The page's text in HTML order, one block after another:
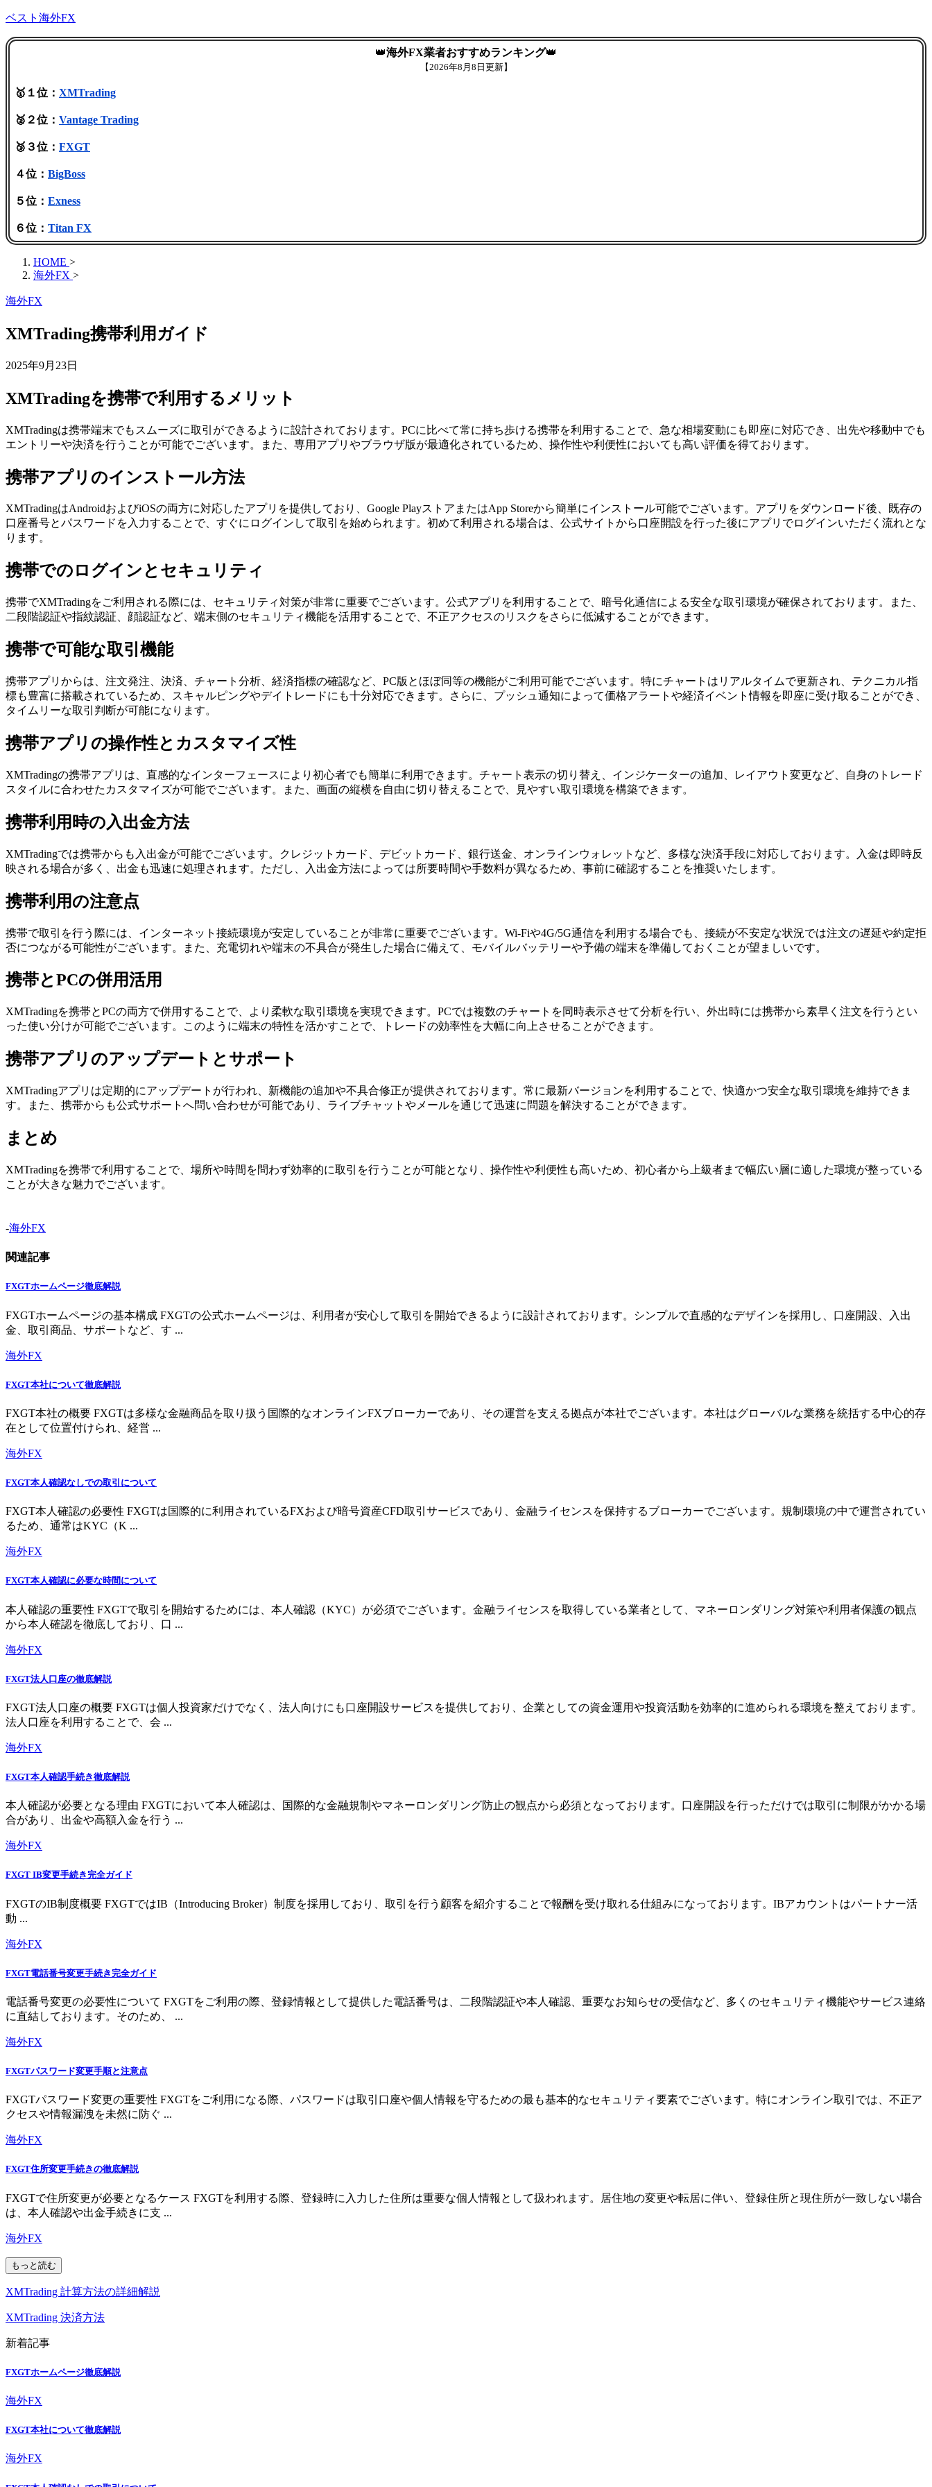
ベスト海外FX
👑海外FX業者おすすめランキング👑
【2026年8月8日更新】
🥇１位： XMTrading
🥈２位： Vantage Trading
🥉３位： FXGT
４位： BigBoss
５位： Exness
６位： Titan FX
HOME >
海外FX >
海外FX
XMTrading携帯利用ガイド
2025年9月23日
XMTradingを携帯で利用するメリット
XMTradingは携帯端末でもスムーズに取引ができるように設計されております。PCに比べて常に持ち歩ける携帯を利用することで、急な相場変動にも即座に対応でき、出先や移動中でも
エントリーや決済を行うことが可能でございます。また、専用アプリやブラウザ版が最適化されているため、操作性や利便性においても高い評価を得ております。
携帯アプリのインストール方法
XMTradingはAndroidおよびiOSの両方に対応したアプリを提供しており、Google PlayストアまたはApp Storeから簡単にインストール可能でございます。アプリをダウンロード後、既存の
口座番号とパスワードを入力することで、すぐにログインして取引を始められます。初めて利用される場合は、公式サイトから口座開設を行った後にアプリでログインいただく流れとな
ります。
携帯でのログインとセキュリティ
携帯でXMTradingをご利用される際には、セキュリティ対策が非常に重要でございます。公式アプリを利用することで、暗号化通信による安全な取引環境が確保されております。また、
二段階認証や指紋認証、顔認証など、端末側のセキュリティ機能を活用することで、不正アクセスのリスクをさらに低減することができます。
携帯で可能な取引機能
携帯アプリからは、注文発注、決済、チャート分析、経済指標の確認など、PC版とほぼ同等の機能がご利用可能でございます。特にチャートはリアルタイムで更新され、テクニカル指
標も豊富に搭載されているため、スキャルピングやデイトレードにも十分対応できます。さらに、プッシュ通知によって価格アラートや経済イベント情報を即座に受け取ることができ、
タイムリーな取引判断が可能になります。
携帯アプリの操作性とカスタマイズ性
XMTradingの携帯アプリは、直感的なインターフェースにより初心者でも簡単に利用できます。チャート表示の切り替え、インジケーターの追加、レイアウト変更など、自身のトレード
スタイルに合わせたカスタマイズが可能でございます。また、画面の縦横を自由に切り替えることで、見やすい取引環境を構築できます。
携帯利用時の入出金方法
XMTradingでは携帯からも入出金が可能でございます。クレジットカード、デビットカード、銀行送金、オンラインウォレットなど、多様な決済手段に対応しております。入金は即時反
映される場合が多く、出金も迅速に処理されます。ただし、入出金方法によっては所要時間や手数料が異なるため、事前に確認することを推奨いたします。
携帯利用の注意点
携帯で取引を行う際には、インターネット接続環境が安定していることが非常に重要でございます。Wi-Fiや4G/5G通信を利用する場合でも、接続が不安定な状況では注文の遅延や約定拒
否につながる可能性がございます。また、充電切れや端末の不具合が発生した場合に備えて、モバイルバッテリーや予備の端末を準備しておくことが望ましいです。
携帯とPCの併用活用
XMTradingを携帯とPCの両方で併用することで、より柔軟な取引環境を実現できます。PCでは複数のチャートを同時表示させて分析を行い、外出時には携帯から素早く注文を行うとい
った使い分けが可能でございます。このように端末の特性を活かすことで、トレードの効率性を大幅に向上させることができます。
携帯アプリのアップデートとサポート
XMTradingアプリは定期的にアップデートが行われ、新機能の追加や不具合修正が提供されております。常に最新バージョンを利用することで、快適かつ安全な取引環境を維持できま
す。また、携帯からも公式サポートへ問い合わせが可能であり、ライブチャットやメールを通じて迅速に問題を解決することができます。
まとめ
XMTradingを携帯で利用することで、場所や時間を問わず効率的に取引を行うことが可能となり、操作性や利便性も高いため、初心者から上級者まで幅広い層に適した環境が整っている
ことが大きな魅力でございます。
-海外FX
関連記事
FXGTホームページ徹底解説
FXGTホームページの基本構成 FXGTの公式ホームページは、利用者が安心して取引を開始できるように設計されております。シンプルで直感的なデザインを採用し、口座開設、入出
金、取引商品、サポートなど、す ...
海外FX
FXGT本社について徹底解説
FXGT本社の概要 FXGTは多様な金融商品を取り扱う国際的なオンラインFXブローカーであり、その運営を支える拠点が本社でございます。本社はグローバルな業務を統括する中心的存
在として位置付けられ、経営 ...
海外FX
FXGT本人確認なしでの取引について
FXGT本人確認の必要性 FXGTは国際的に利用されているFXおよび暗号資産CFD取引サービスであり、金融ライセンスを保持するブローカーでございます。規制環境の中で運営されてい
るため、通常はKYC（K ...
海外FX
FXGT本人確認に必要な時間について
本人確認の重要性 FXGTで取引を開始するためには、本人確認（KYC）が必須でございます。金融ライセンスを取得している業者として、マネーロンダリング対策や利用者保護の観点
から本人確認を徹底しており、口 ...
海外FX
FXGT法人口座の徹底解説
FXGT法人口座の概要 FXGTは個人投資家だけでなく、法人向けにも口座開設サービスを提供しており、企業としての資金運用や投資活動を効率的に進められる環境を整えております。
法人口座を利用することで、会 ...
海外FX
FXGT本人確認手続き徹底解説
本人確認が必要となる理由 FXGTにおいて本人確認は、国際的な金融規制やマネーロンダリング防止の観点から必須となっております。口座開設を行っただけでは取引に制限がかかる場
合があり、出金や高額入金を行う ...
海外FX
FXGT IB変更手続き完全ガイド
FXGTのIB制度概要 FXGTではIB（Introducing Broker）制度を採用しており、取引を行う顧客を紹介することで報酬を受け取れる仕組みになっております。IBアカウントはパートナー活
動 ...
海外FX
FXGT電話番号変更手続き完全ガイド
電話番号変更の必要性について FXGTをご利用の際、登録情報として提供した電話番号は、二段階認証や本人確認、重要なお知らせの受信など、多くのセキュリティ機能やサービス連絡
に直結しております。そのため、 ...
海外FX
FXGTパスワード変更手順と注意点
FXGTパスワード変更の重要性 FXGTをご利用になる際、パスワードは取引口座や個人情報を守るための最も基本的なセキュリティ要素でございます。特にオンライン取引では、不正ア
クセスや情報漏洩を未然に防ぐ ...
海外FX
FXGT住所変更手続きの徹底解説
FXGTで住所変更が必要となるケース FXGTを利用する際、登録時に入力した住所は重要な個人情報として扱われます。居住地の変更や転居に伴い、登録住所と現住所が一致しない場合
は、本人確認や出金手続きに支 ...
海外FX
もっと読む
XMTrading 計算方法の詳細解説
XMTrading 決済方法
新着記事
FXGTホームページ徹底解説
海外FX
FXGT本社について徹底解説
海外FX